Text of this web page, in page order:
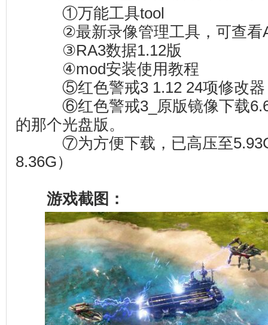
①万能工具tool
②最新录像管理工具，可查看
③RA3数据1.12版
④mod安装使用教程
⑤红色警戒3 1.12 24项修改器
⑥红色警戒3_原版镜像下载
的那个光盘版。
⑦为方便下载，已高压至5.93G
8.36G）
游戏截图：